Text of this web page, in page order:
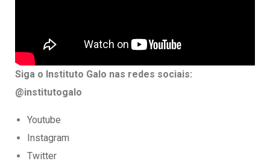
Siga o Instituto Galo nas redes sociais:
@institutogalo
Youtube
Instagram
Twitter